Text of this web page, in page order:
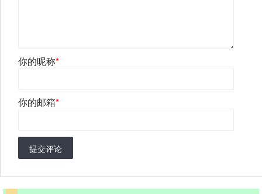
你的昵称*
你的邮箱*
提交评论